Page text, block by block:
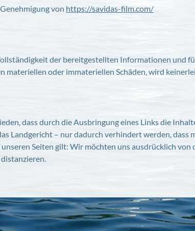
von https://savidas-film.com/
der bereitgestellten Informationen und
oder immateriellen Schäden, wird
dass durch die Ausbringung eines Links die
Landgericht – nur dadurch verhindert werden, dass
Seiten gilt: Wir möchten uns ausdrücklich von